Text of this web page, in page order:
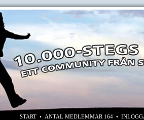
START • ANTAL MEDLEMMAR 164 •